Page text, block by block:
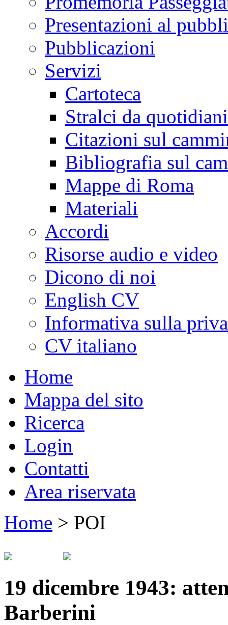
Presentazioni al
Pubblicazioni
Servizi
Cartoteca
Stralci da
Citazioni sul
Bibliografia sul
Mappe di Roma
Materiali
Accordi
Risorse audio e video
Dicono di noi
English CV
Informativa sulla
CV italiano
Home
Mappa del sito
Ricerca
Login
Contatti
Area riservata
Home > POI
19 dicembre 1943:
Barberini